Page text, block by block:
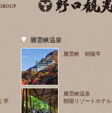
亭
層雲峡温泉
層雲峡 朝陽亭
層雲峡温泉
朝陽リゾートホテル